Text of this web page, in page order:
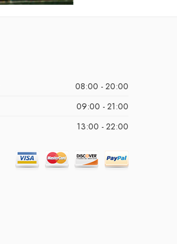
08:00 - 20:00
09:00 - 21:00
13:00 - 22:00